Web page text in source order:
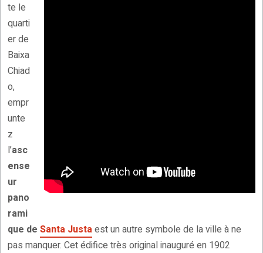
te le
quarti
er de
Baixa
Chiad
o,
empr
unte
z
l’asc
ense
ur
pano
rami
que de Santa Justaest un autre symbole de la ville à ne
pas manquer. Cet édifice très original inauguré en 1902